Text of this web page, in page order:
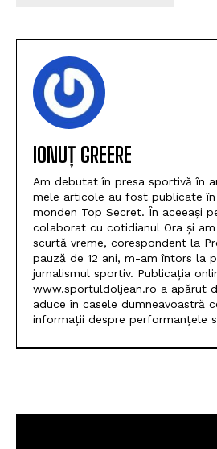
IONUȚ GREERE
Am debutat în presa sportivă în
mele articole au fost publicate în
monden Top Secret. În aceeași
colaborat cu cotidianul Ora și
scurtă vreme, corespondent la
pauză de 12 ani, m-am întors la
jurnalismul sportiv. Publicația
www.sportuldoljean.ro a apărut
aduce în casele dumneavoastră
informații despre performanțele